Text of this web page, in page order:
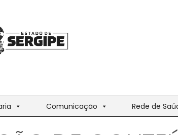
Comunicação Rede de